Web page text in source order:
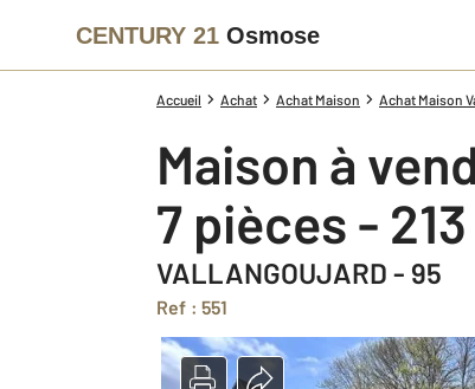
CENTURY 21 Osmose
Accueil Achat Achat Maison Achat Maison
Maison à
7 pièces -
VALLANGOUJARD - 95
Ref : 551